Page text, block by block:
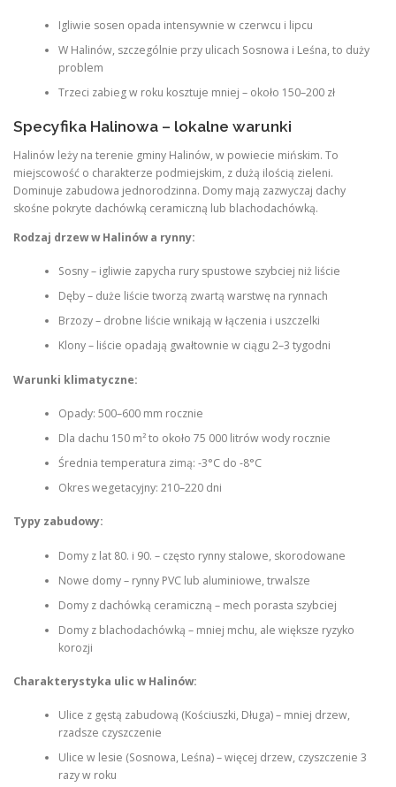
Igliwie sosen opada intensywnie w czerwcu i lipcu
W Halinów, szczególnie przy ulicach Sosnowa i Leśna, to duży
problem
Trzeci zabieg w roku kosztuje mniej – około 150–200 zł
Specyfika Halinowa – lokalne warunki
Halinów leży na terenie gminy Halinów, w powiecie mińskim. To
miejscowość o charakterze podmiejskim, z dużą ilością zieleni.
Dominuje zabudowa jednorodzinna. Domy mają zazwyczaj dachy
skośne pokryte dachówką ceramiczną lub blachodachówką.
Rodzaj drzew w Halinów a rynny:
Sosny – igliwie zapycha rury spustowe szybciej niż liście
Dęby – duże liście tworzą zwartą warstwę na rynnach
Brzozy – drobne liście wnikają w łączenia i uszczelki
Klony – liście opadają gwałtownie w ciągu 2–3 tygodni
Warunki klimatyczne:
Opady: 500–600 mm rocznie
Dla dachu 150 m² to około 75 000 litrów wody rocznie
Średnia temperatura zimą: -3°C do -8°C
Okres wegetacyjny: 210–220 dni
Typy zabudowy:
Domy z lat 80. i 90. – często rynny stalowe, skorodowane
Nowe domy – rynny PVC lub aluminiowe, trwalsze
Domy z dachówką ceramiczną – mech porasta szybciej
Domy z blachodachówką – mniej mchu, ale większe ryzyko
korozji
Charakterystyka ulic w Halinów:
Ulice z gęstą zabudową (Kościuszki, Długa) – mniej drzew,
rzadsze czyszczenie
Ulice w lesie (Sosnowa, Leśna) – więcej drzew, czyszczenie 3
razy w roku